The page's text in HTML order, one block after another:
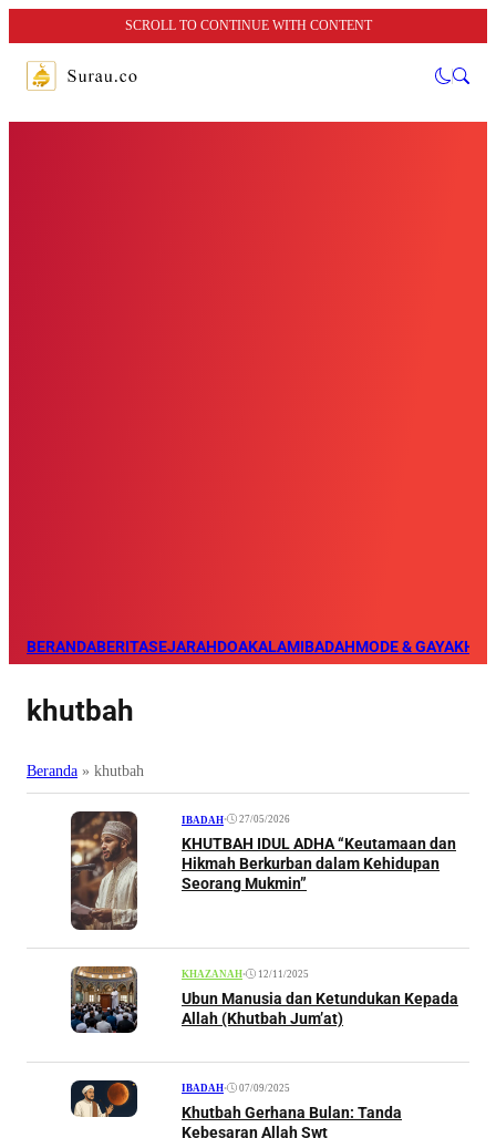
SCROLL TO CONTINUE WITH CONTENT
BERANDABERITASEJARAHDOAKALAMIBADAHMODE & GAYA
khutbah
Beranda » khutbah
IBADAH• 27/05/2026
KHUTBAH IDUL ADHA “Keutamaan dan
Hikmah Berkurban dalam Kehidupan
Seorang Mukmin”
KHAZANAH• 12/11/2025
Ubun Manusia dan Ketundukan Kepada
Allah (Khutbah Jum’at)
IBADAH• 07/09/2025
Khutbah Gerhana Bulan: Tanda
Kebesaran Allah Swt